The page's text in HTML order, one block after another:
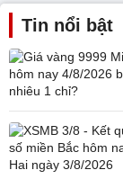
Tin nổi bật